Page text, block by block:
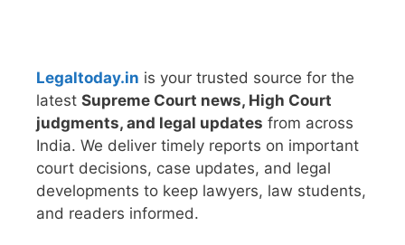
Legaltoday.in is your trusted source for the
latest Supreme Court news, High Court
judgments, and legal updates from across
India. We deliver timely reports on important
court decisions, case updates, and legal
developments to keep lawyers, law students,
and readers informed.